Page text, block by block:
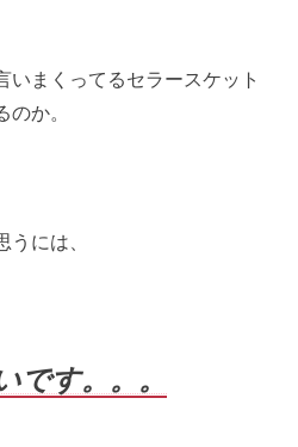
いまくってるセラースケット
か。
には、
です。。。